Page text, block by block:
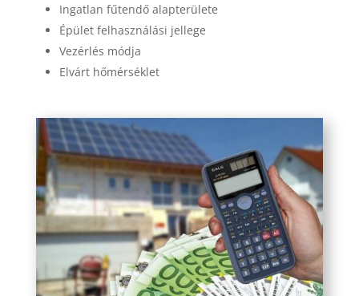
Ingatlan fűtendő alapterülete
Épület felhasználási jellege
Vezérlés módja
Elvárt hőmérséklet